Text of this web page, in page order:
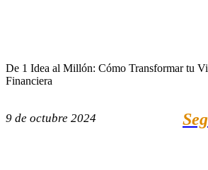
De 1 Idea al Millón: Cómo Transformar tu
Financiera
9 de octubre 2024